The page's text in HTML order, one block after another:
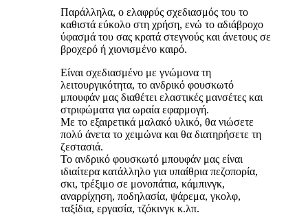
Παράλληλα, ο ελαφρύς σχεδιασμός του το
καθιστά εύκολο στη χρήση, ενώ το αδιάβροχο
ύφασμά του σας κρατά στεγνούς και άνετους σε
βροχερό ή χιονισμένο καιρό.
Είναι σχεδιασμένο με γνώμονα τη
λειτουργικότητα, το ανδρικό φουσκωτό
μπουφάν μας διαθέτει ελαστικές μανσέτες και
στριφώματα για ωραία εφαρμογή.
Με το εξαιρετικά μαλακό υλικό, θα νιώσετε
πολύ άνετα το χειμώνα και θα διατηρήσετε τη
ζεστασιά.
Το ανδρικό φουσκωτό μπουφάν μας είναι
ιδιαίτερα κατάλληλο για υπαίθρια πεζοπορία,
σκι, τρέξιμο σε μονοπάτια, κάμπινγκ,
αναρρίχηση, ποδηλασία, ψάρεμα, γκολφ,
ταξίδια, εργασία, τζόκινγκ κ.λπ.